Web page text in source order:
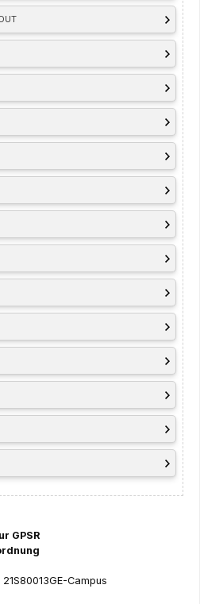
GPSR
Campus